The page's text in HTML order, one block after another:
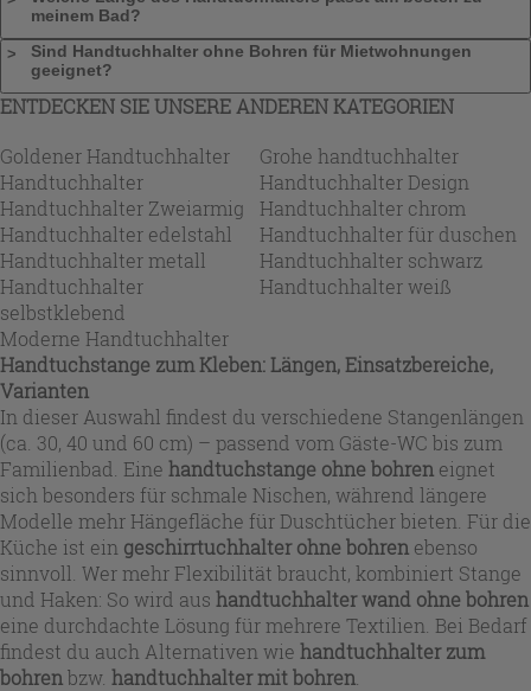
meinem Bad?
Sind Handtuchhalter ohne Bohren für Mietwohnungen
geeignet?
ENTDECKEN SIE UNSERE ANDEREN KATEGORIEN
Goldener Handtuchhalter
Grohe handtuchhalter
Handtuchhalter
Handtuchhalter Design
Handtuchhalter Zweiarmig
Handtuchhalter chrom
Handtuchhalter edelstahl
Handtuchhalter für duschen
Handtuchhalter metall
Handtuchhalter schwarz
Handtuchhalter
selbstklebend
Handtuchhalter weiß
Moderne Handtuchhalter
Handtuchstange zum Kleben: Längen, Einsatzbereiche,
Varianten
In dieser Auswahl findest du verschiedene Stangenlängen
(ca. 30, 40 und 60 cm) – passend vom Gäste-WC bis zum
Familienbad. Eine handtuchstange ohne bohren eignet
sich besonders für schmale Nischen, während längere
Modelle mehr Hängefläche für Duschtücher bieten. Für die
Küche ist ein geschirrtuchhalter ohne bohren ebenso
sinnvoll. Wer mehr Flexibilität braucht, kombiniert Stange
und Haken: So wird aus handtuchhalter wand ohne bohren
eine durchdachte Lösung für mehrere Textilien. Bei Bedarf
findest du auch Alternativen wie handtuchhalter zum
bohrenbzw. handtuchhalter mit bohren